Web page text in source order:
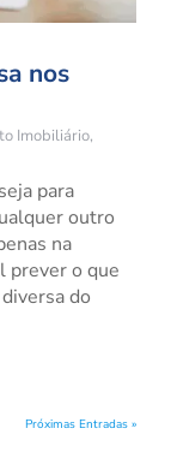
nos
Imobiliário,
para
outro
na
prever o que
do
Próximas Entradas »